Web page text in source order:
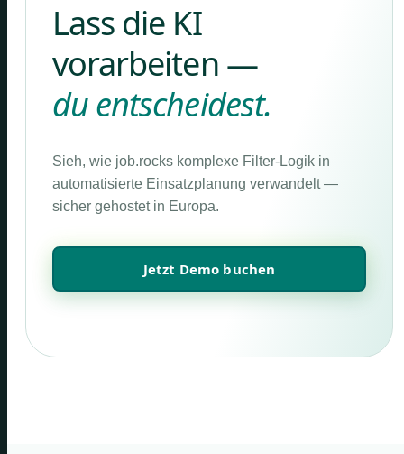
Lass die KI
vorarbeiten —
du entscheidest.
Sieh, wie job.rocks komplexe Filter-Logik in
automatisierte Einsatzplanung verwandelt —
sicher gehostet in Europa.
Jetzt Demo buchen